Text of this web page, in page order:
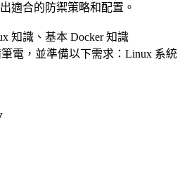
適合的防禦策略和配置。
知識、基本 Docker 知識
電，並準備以下需求：Linux 系統